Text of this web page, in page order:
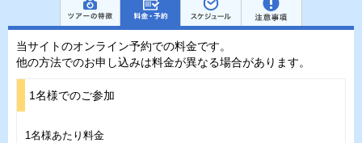
当サイトのオンライン予約での料金です。
他の方法でのお申し込みは料金が異なる場合があります。
1名様でのご参加
1名様あたり料金